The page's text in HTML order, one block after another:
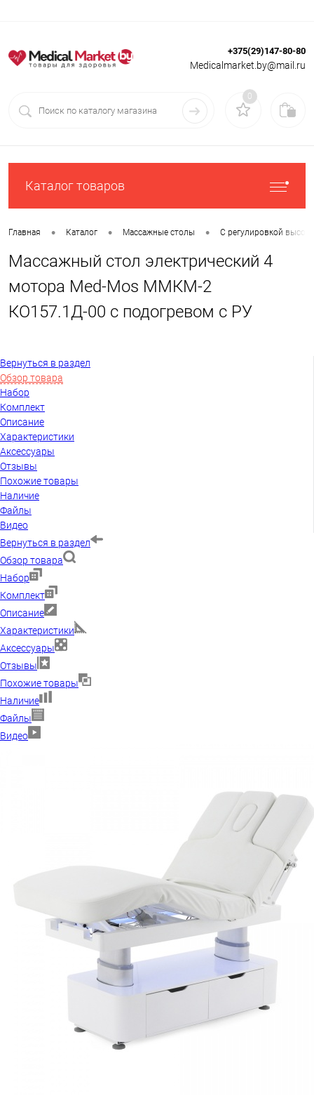
Вход Регистрация
+375(29)147-80-80
Medicalmarket.by@mail.ru
0
Каталог товаров
Главная • Каталог • Массажные столы • С регулировкой
Массажный стол электрический 4
мотора Med-Mos ММКМ-2
КО157.1Д-00 c подогревом с РУ
Вернуться в раздел
Обзор товара
Набор
Комплект
Описание
Характеристики
Аксессуары
Отзывы
Похожие товары
Наличие
Файлы
Видео
Вернуться в раздел
Обзор товара
Набор
Комплект
Описание
Характеристики
Аксессуары
Отзывы
Похожие товары
Наличие
Файлы
Видео